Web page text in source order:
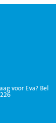
voor Eva? Bel